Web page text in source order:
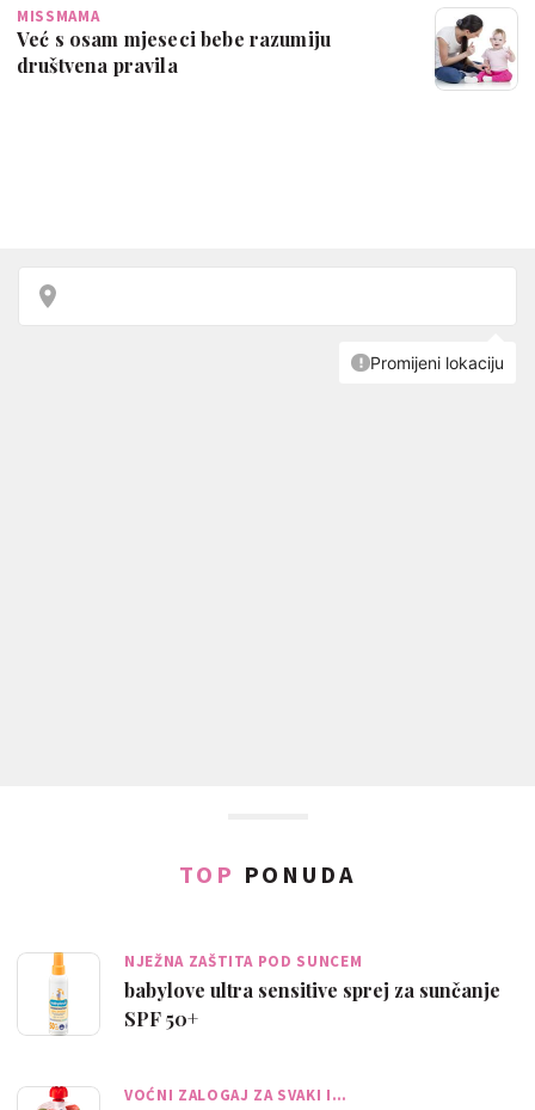
MISSMAMA
Već s osam mjeseci bebe razumiju
društvena pravila
TOP PONUDA
NJEŽNA ZAŠTITA POD SUNCEM
babylove ultra sensitive sprej za sunčanje
SPF 50+
VOĆNI ZALOGAJ ZA SVAKI I…